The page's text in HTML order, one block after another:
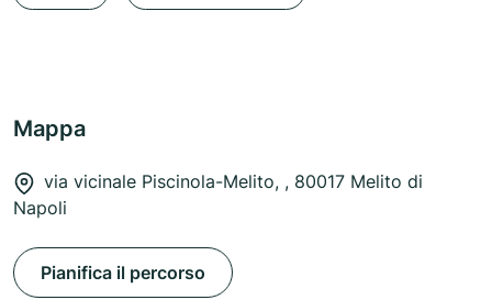
Mappa
via vicinale Piscinola-Melito, , 80017 Melito di
Napoli
Pianifica il percorso